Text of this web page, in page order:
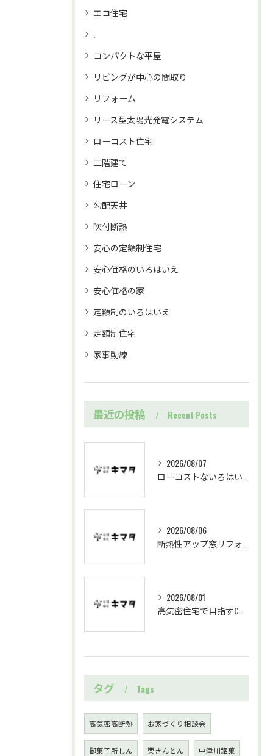
エコ住宅
コンパクトな平屋
リビングが中心の間取り
リフォーム
リース型太陽光発電システム
ローコスト住宅
二階建て
住宅ローン
勾配天井
吹付断熱
安心の定額制住宅
安心価格のいろはいえ
安心価格の家
定額制のいろはいえ
定額制住宅
家事動線
最近の投稿 Recent Posts
2026/08/07
2026/08/06
2026/08/01
タグ Tags
高気密高断熱 お家づくり相談会
御菓子所しん 栗きんとん 中津川銘菓